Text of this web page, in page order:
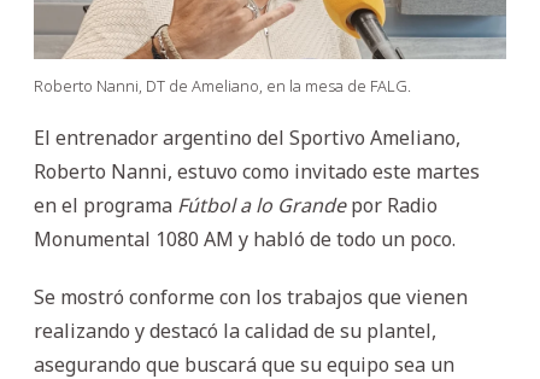
Roberto Nanni, DT de Ameliano, en la mesa de FALG.
El entrenador argentino del Sportivo Ameliano,
Roberto Nanni, estuvo como invitado este martes
en el programa Fútbol a lo Grandepor Radio
Monumental 1080 AM y habló de todo un poco.
Se mostró conforme con los trabajos que vienen
realizando y destacó la calidad de su plantel,
asegurando que buscará que su equipo sea un